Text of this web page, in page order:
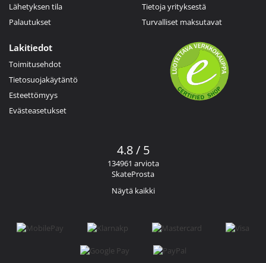
Lähetyksen tila
Palautukset
Tietoja yrityksestä
Turvalliset maksutavat
Lakitiedot
Toimitusehdot
Tietosuojakäytäntö
Esteettömyys
Evästeasetukset
4.8 / 5
134961 arviota
SkateProsta
Näytä kaikki